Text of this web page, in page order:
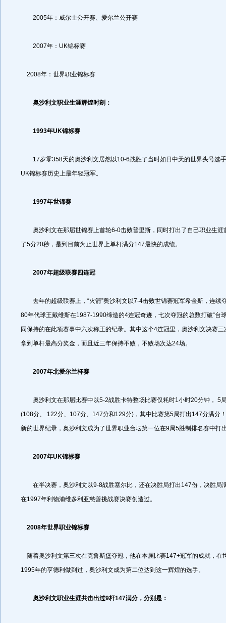
2005年：威尔士公开赛、爱尔兰公开赛
2007年：UK锦标赛
2008年：世界职业锦标赛
奥沙利文职业生涯辉煌时刻：
1993年UK锦标赛
17岁零358天的奥沙利文居然以10-6战胜了当时如日中天的世界头号选
UK锦标赛历史上最年轻冠军。
1997年世锦赛
奥沙利文在那届世锦赛上首轮6-0击败普里斯，同时打出了自己职业生涯
了5分20秒，是到目前为止世界上单杆满分147最快的成绩。
2007年超级联赛四连冠
去年的超级联赛上，“火箭”奥沙利文以7-4击败世锦赛冠军希金斯，连续
80年代球王戴维斯在1987-1990缔造的4连冠奇迹，七次夺冠的总数打破“台
同保持的在此项赛事中六次称王的纪录。其中这个4连冠里，奥沙利文决赛
拿到单杆最高分奖金，而且近三年保持不败，不败场次达24场。
2007年北爱尔兰杯赛
奥沙利文在那届比赛中以5-2战胜卡特整场比赛仅耗时1小时20分钟， 5
(108分、 122分、107分、147分和129分)，其中比赛第5局打出147分满分
新的世界纪录，奥沙利文成为了世界职业台坛第一位在9局5胜制排名赛中打
2007年UK锦标赛
在半决赛，奥沙利文以9-8战胜塞尔比，还在决胜局打出147份，决胜局
在1997年利物浦维多利亚慈善挑战赛决赛创造过。
2008年世界职业锦标赛
随着奥沙利文第三次在克鲁斯堡夺冠，他在本届比赛147+冠军的成就，在
1995年的亨德利做到过，奥沙利文成为第二位达到这一辉煌的选手。
奥沙利文职业生涯共击出过9杆147满分，分别是：